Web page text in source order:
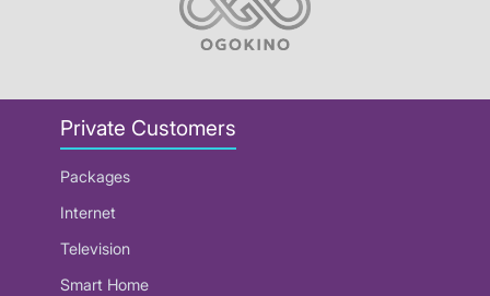
Private Customers
Packages
Internet
Television
Smart Home